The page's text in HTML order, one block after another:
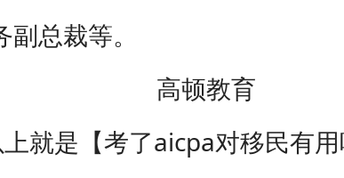
总裁等。
就是【考了aicpa对移民有